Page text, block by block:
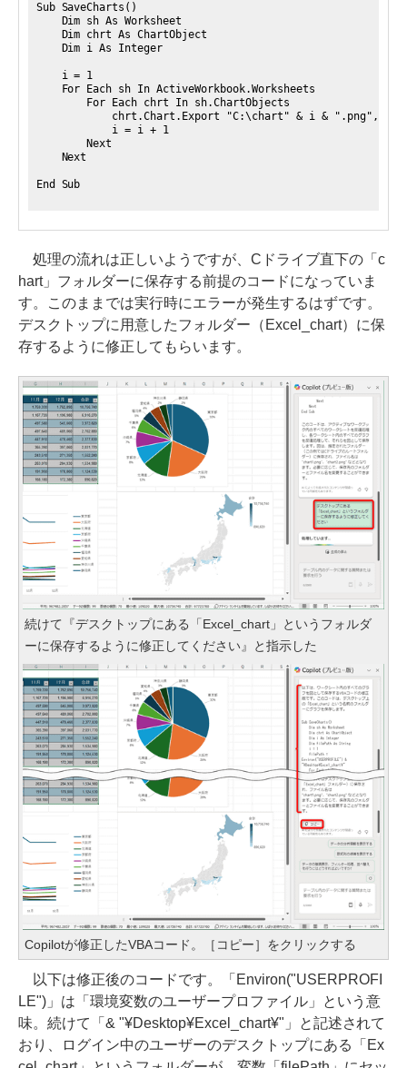
Sub SaveCharts()
Dim sh As Worksheet
Dim chrt As ChartObject
Dim i As Integer
i = 1
For Each sh In ActiveWorkbook.Worksheets
For Each chrt In sh.ChartObjects
chrt.Chart.Export "C:\chart" & i & ".png",
i = i + 1
Next
Next
End Sub
処理の流れは正しいようですが、Cドライブ直下の「c
hart」フォルダーに保存する前提のコードになっていま
す。このままでは実行時にエラーが発生するはずです。
デスクトップに用意したフォルダー（Excel_chart）に保
存するように修正してもらいます。
続けて『デスクトップにある「Excel_chart」というフォルダ
ーに保存するように修正してください』と指示した
Copilotが修正したVBAコード。［コピー］をクリックする
以下は修正後のコードです。「Environ("USERPROFI
LE")」は「環境変数のユーザープロファイル」という意
味。続けて「& "¥Desktop¥Excel_chart¥"」と記述されて
おり、ログイン中のユーザーのデスクトップにある「Ex